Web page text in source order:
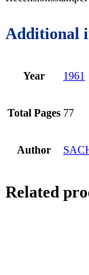
Additional
Year 1961
Total Pages 77
Author
Related